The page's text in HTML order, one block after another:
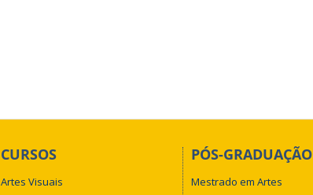
CURSOS
Artes Visuais
PÓS-GRADUAÇÃO
Mestrado em Artes